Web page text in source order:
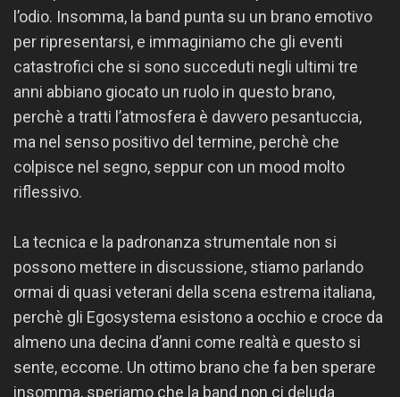
l’odio. Insomma, la band punta su un brano emotivo
per ripresentarsi, e immaginiamo che gli eventi
catastrofici che si sono succeduti negli ultimi tre
anni abbiano giocato un ruolo in questo brano,
perchè a tratti l’atmosfera è davvero pesantuccia,
ma nel senso positivo del termine, perchè che
colpisce nel segno, seppur con un mood molto
riflessivo.
La tecnica e la padronanza strumentale non si
possono mettere in discussione, stiamo parlando
ormai di quasi veterani della scena estrema italiana,
perchè gli Egosystema esistono a occhio e croce da
almeno una decina d’anni come realtà e questo si
sente, eccome. Un ottimo brano che fa ben sperare
insomma, speriamo che la band non ci deluda